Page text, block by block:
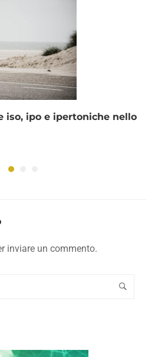
iso, ipo e ipertoniche nello
inviare un commento.